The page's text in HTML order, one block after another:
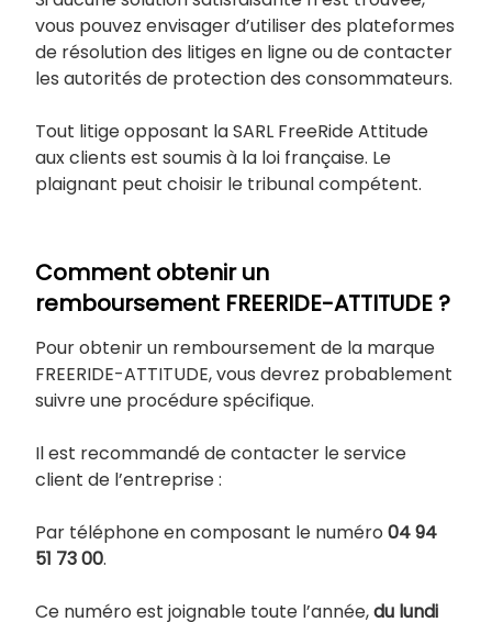
vous pouvez envisager d’utiliser des plateformes
de résolution des litiges en ligne ou de contacter
les autorités de protection des consommateurs.
Tout litige opposant la SARL FreeRide Attitude
aux clients est soumis à la loi française. Le
plaignant peut choisir le tribunal compétent.
Comment obtenir un
remboursement FREERIDE-ATTITUDE ?
Pour obtenir un remboursement de la marque
FREERIDE-ATTITUDE, vous devrez probablement
suivre une procédure spécifique.
Il est recommandé de contacter le service
client de l’entreprise :
Par téléphone en composant le numéro 04 94
51 73 00.
Ce numéro est joignable toute l’année,du lundi